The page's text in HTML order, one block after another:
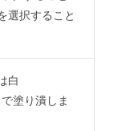
選択すること
白
塗り潰しま